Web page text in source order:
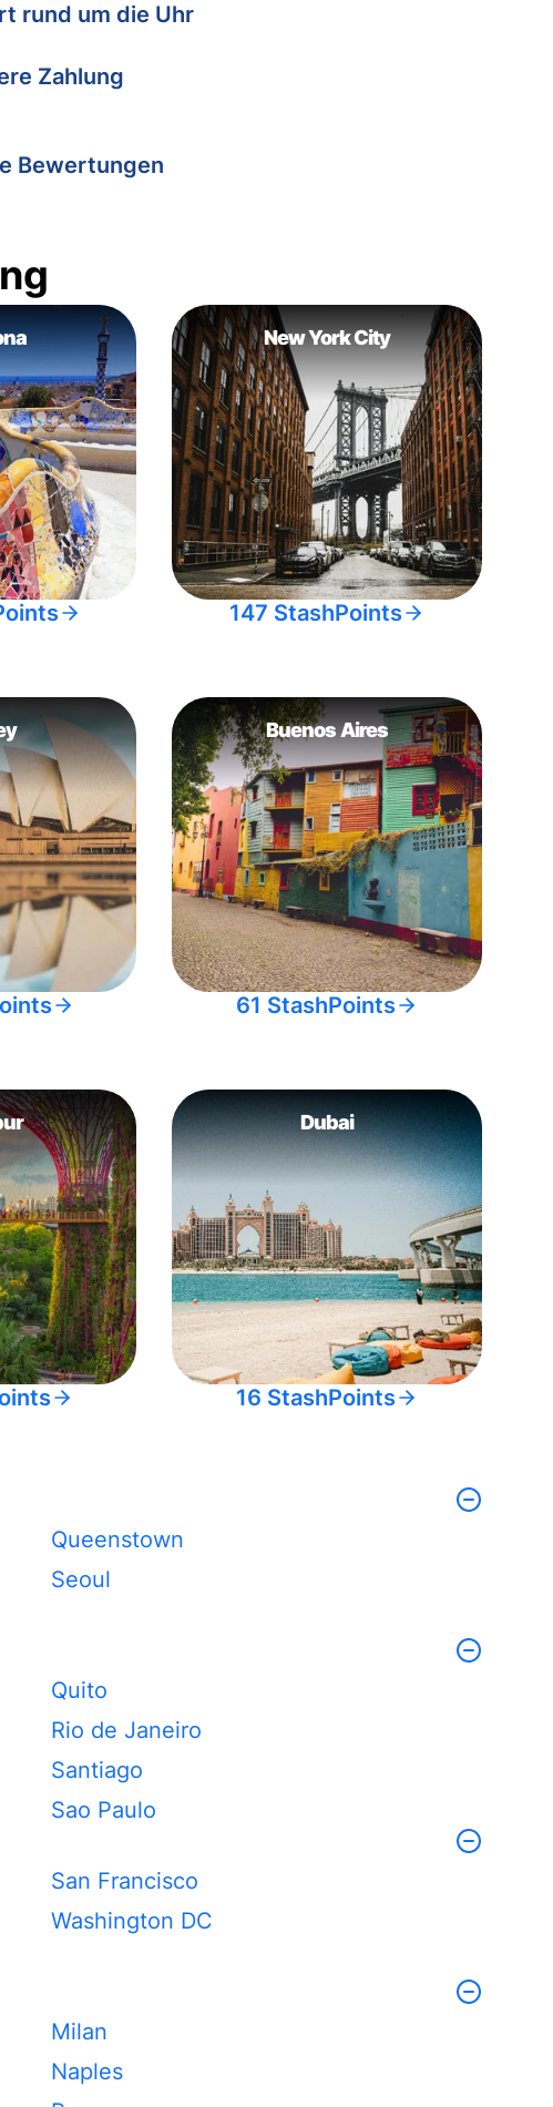
rund um die Uhr
Zahlung
Bewertungen
New York City
147 StashPoints
Buenos Aires
61 StashPoints
Dubai
16 StashPoints
Queenstown
Seoul
Quito
Rio de Janeiro
Santiago
Sao Paulo
San Francisco
Washington DC
Milan
Naples